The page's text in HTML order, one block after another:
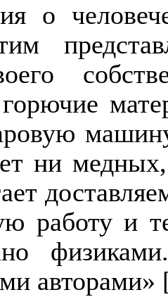
о
ни
работу и
авторами»